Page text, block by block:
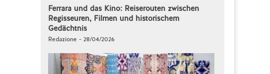
Ferrara und das Kino: Reiserouten zwischen
Regisseuren, Filmen und historischem
Gedächtnis
Redazione - 28/04/2026